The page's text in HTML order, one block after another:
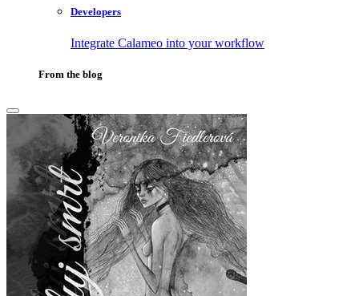
Developers
Integrate Calameo into your workflow
From the blog